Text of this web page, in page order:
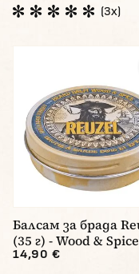
(3x)
Балсам за брада
(35 г) - Wood & Spice
14,90 €